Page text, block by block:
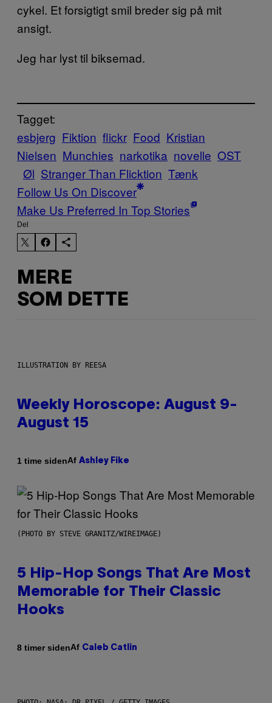
cykel. Et forsigtigt smil breder sig på mit
ansigt.
Jeg har lyst til biksemad.
Tagget:
esbjerg Fiktion flickr Food Kristian
Nielsen Munchies narkotika novelle OST
Øl Stranger Than Flicktion Tænk
Follow Us On Discover
Make Us Preferred In Top Stories
Del
MERE
SOM DETTE
ILLUSTRATION BY REESA
Weekly Horoscope: August 9-
August 15
1 time sidenAf Ashley Fike
(PHOTO BY STEVE GRANITZ/WIREIMAGE)
5 Hip-Hop Songs That Are Most
Memorable for Their Classic
Hooks
8 timer sidenAf Caleb Catlin